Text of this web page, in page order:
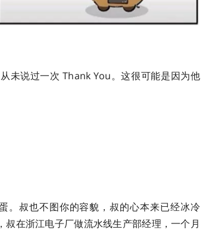
未说过一次 Thank You。这很可能是因为他
。叔也不图你的容貌，叔的心本来已经冰冷
在浙江电子厂做流水线生产部经理，一个月